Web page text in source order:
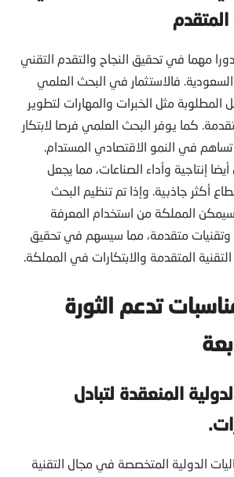
مهما في تحقيق النجاح والتقدم التقني
فالاستثمار في البحث العلمي
المطلوبة مثل الخبرات والمهارات لتطوير
كما يوفر البحث العلمي فرصا لابتكار
في النمو الاقتصادي المستدام.
إنتاجية وأداء الصناعات، مما يجعل
أكثر جاذبية. وإذا تم تنظيم البحث
المملكة من استخدام المعرفة
وتقنيات متقدمة، مما سيسهم في تحقيق
المتقدمة والابتكارات في المملكة.
تدعم الثورة
المنعقدة لتبادل
.
الدولية المتخصصة في مجال التقنية